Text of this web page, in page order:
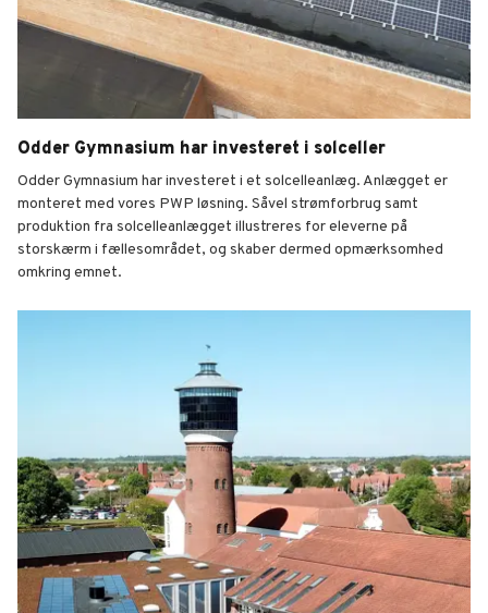
Odder Gymnasium har investeret i solceller
Odder Gymnasium har investeret i et solcelleanlæg. Anlægget er
monteret med vores PWP løsning. Såvel strømforbrug samt
produktion fra solcelleanlægget illustreres for eleverne på
storskærm i fællesområdet, og skaber dermed opmærksomhed
omkring emnet.
Odder Gym.